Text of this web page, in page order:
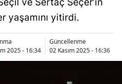
yaşamını yitirdi.
2025 - 16:34
Güncellenme
02 Kasım 2025 - 16:36